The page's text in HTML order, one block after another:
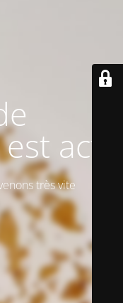
actif
très vite